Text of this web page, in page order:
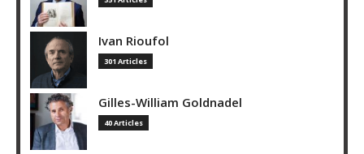
Ivan Rioufol
301 Articles
Gilles-William Goldnadel
40 Articles